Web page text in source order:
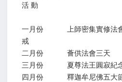
活 動
一月份 上師密集實修法會
戒
二月份 薈供法會三天
三月份 夏尊法王圓寂紀念
四月份 釋迦牟尼佛五大節